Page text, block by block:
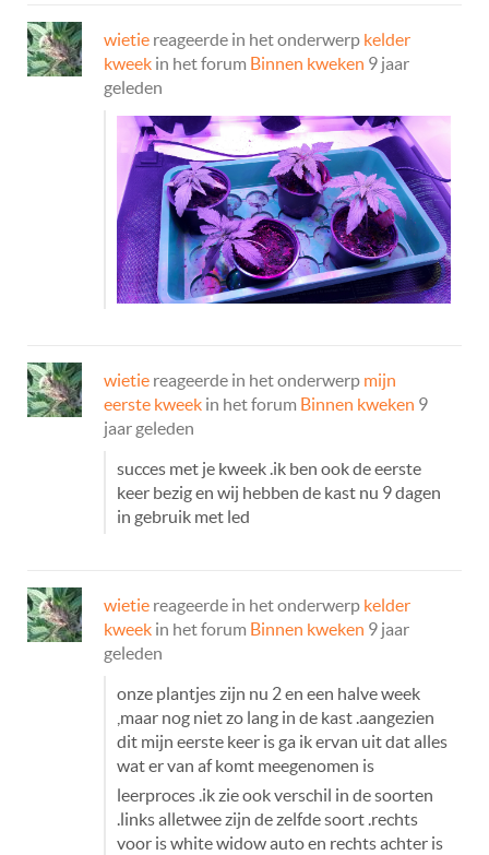
wietie reageerde in het onderwerp kelder
kweek in het forum Binnen kweken 9 jaar
geleden
wietie reageerde in het onderwerp mijn
eerste kweek in het forum Binnen kweken 9
jaar geleden
succes met je kweek .ik ben ook de eerste
keer bezig en wij hebben de kast nu 9 dagen
in gebruik met led
wietie reageerde in het onderwerp kelder
kweek in het forum Binnen kweken 9 jaar
geleden
onze plantjes zijn nu 2 en een halve week
,maar nog niet zo lang in de kast .aangezien
dit mijn eerste keer is ga ik ervan uit dat alles
wat er van af komt meegenomen is
leerproces .ik zie ook verschil in de soorten
.links alletwee zijn de zelfde soort .rechts
voor is white widow auto en rechts achter is